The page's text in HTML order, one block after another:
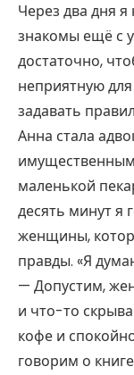
Через два дня
знакомы ещё с
достаточно,
неприятную
задавать
Анна стала
маленькой
десять минут я
женщины,
правды. «Я
— Допустим,
и что-то
кофе и
говорим о